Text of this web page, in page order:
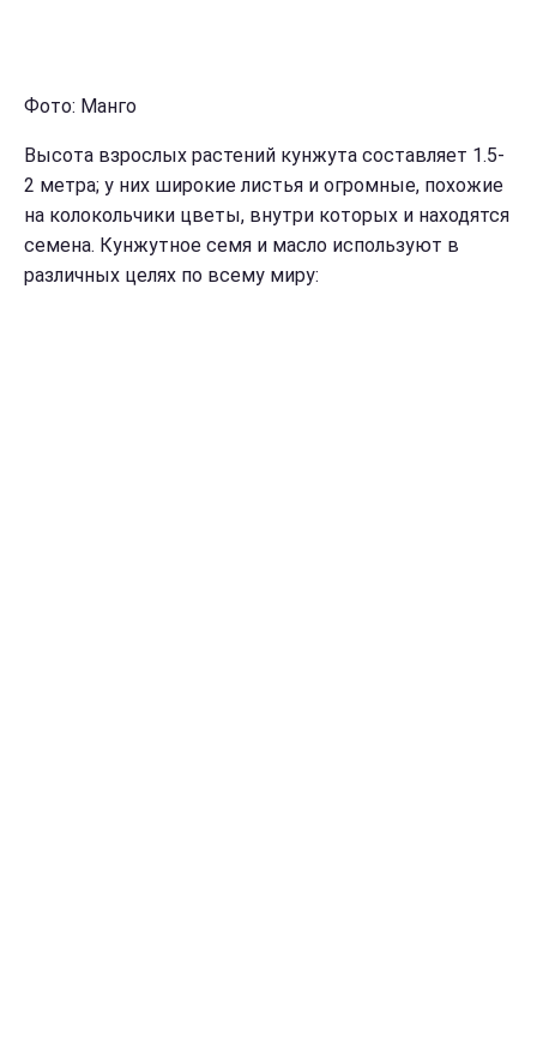
Фото: Манго
Высота взрослых растений кунжута составляет 1.5-
2 метра; у них широкие листья и огромные, похожие
на колокольчики цветы, внутри которых и находятся
семена. Кунжутное семя и масло используют в
различных целях по всему миру: